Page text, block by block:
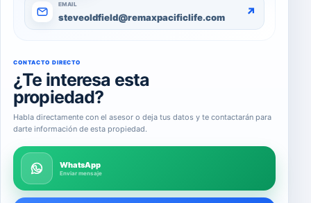
EMAIL
steveoldfield@remaxpacificlife.com ↗
CONTACTO DIRECTO
¿Te interesa esta
propiedad?
Habla directamente con el asesor o deja tus datos y te contactarán para
darte información de esta propiedad.
WhatsApp
Enviar mensaje